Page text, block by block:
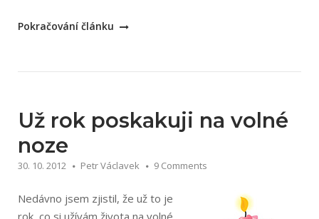
„Listopad
noze“
Pokračování článku
Už rok poskakuji na volné
noze
30. 10. 2012 Petr Václavek 9 Comments
Nedávno jsem zjistil, že už to je
rok, co si užívám života na volné